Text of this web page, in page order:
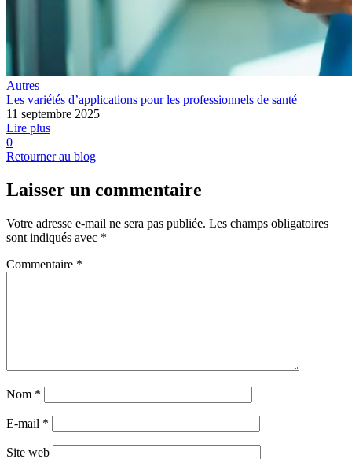
Autres
Les variétés d’applications pour les professionnels de santé
11 septembre 2025
Lire plus
0
Retourner au blog
Laisser un commentaire
Votre adresse e-mail ne sera pas publiée. Les champs obligatoires
sont indiqués avec *
Commentaire *
Nom *
E-mail *
Site web